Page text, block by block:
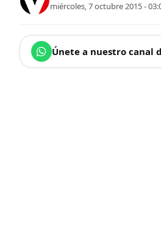
miércoles, 7 octubre 2015 -
Únete a nuestro canal